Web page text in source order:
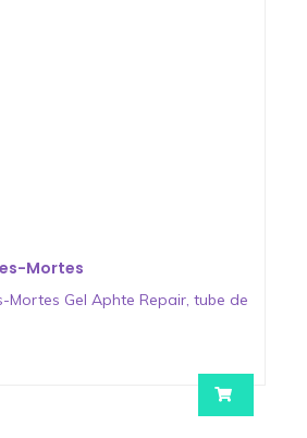
Mortes
Mortes Gel Aphte Repair, tube de